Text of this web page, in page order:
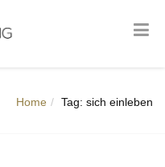
Home Tag: sich einleben